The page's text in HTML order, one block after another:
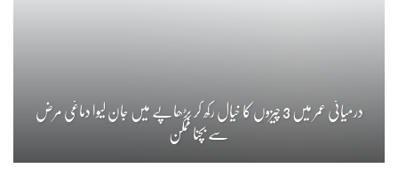
درمیانی عمر میں 3 چیزوں کا خیال رکھ کر بڑھاپے میں جان لیوا دماغی مرض
سے بچنا ممکن